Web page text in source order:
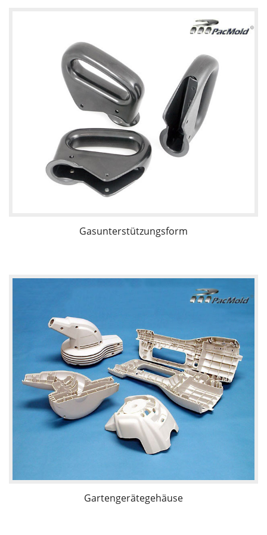
Gasunterstützungsform
Gartengerätegehäuse